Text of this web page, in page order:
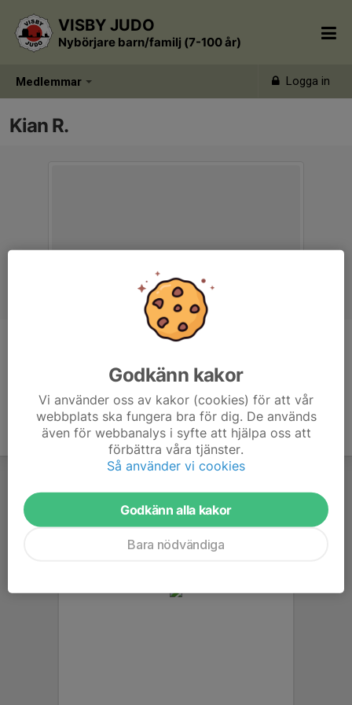
Medlemmar Logga in
VISBY JUDO
Nybörjare barn/familj (7-100 år)
Kian R.
Godkänn kakor
Vi använder oss av kakor (cookies) för att vår
webbplats ska fungera bra för dig. De används
även för webbanalys i syfte att hjälpa oss att
förbättra våra tjänster.
Så använder vi cookies
Godkänn alla kakor
Bara nödvändiga